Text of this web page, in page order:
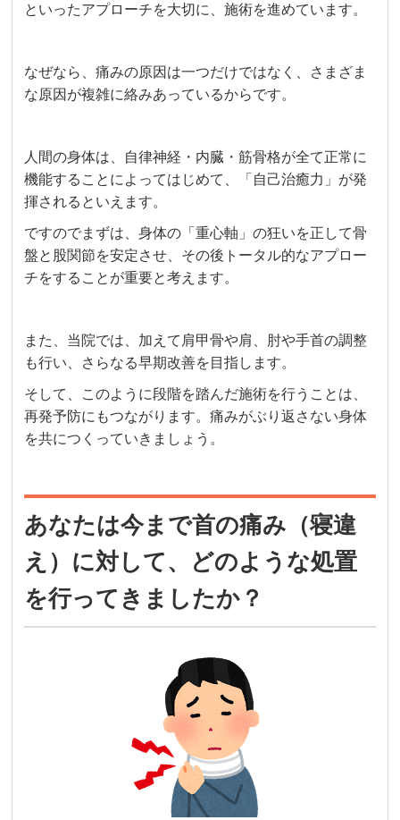
といったアプローチを大切に、施術を進めています。
なぜなら、痛みの原因は一つだけではなく、さまざま
な原因が複雑に絡みあっているからです。
人間の身体は、自律神経・内臓・筋骨格が全て正常に
機能することによってはじめて、「自己治癒力」が発
揮されるといえます。
ですのでまずは、身体の「重心軸」の狂いを正して骨
盤と股関節を安定させ、その後トータル的なアプロー
チをすることが重要と考えます。
また、当院では、加えて肩甲骨や肩、肘や手首の調整
も行い、さらなる早期改善を目指します。
そして、このように段階を踏んだ施術を行うことは、
再発予防にもつながります。痛みがぶり返さない身体
を共につくっていきましょう。
あなたは今まで首の痛み（寝違
え）に対して、どのような処置
を行ってきましたか？